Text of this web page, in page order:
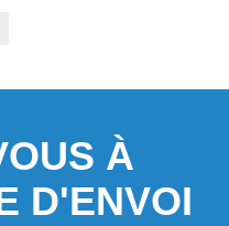
À
D'ENVOI